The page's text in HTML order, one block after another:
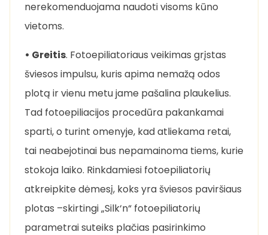
nerekomenduojama naudoti visoms kūno
vietoms.
• Greitis. Fotoepiliatoriaus veikimas grįstas
šviesos impulsu, kuris apima nemažą odos
plotą ir vienu metu jame pašalina plaukelius.
Tad fotoepiliacijos procedūra pakankamai
sparti, o turint omenyje, kad atliekama retai,
tai neabejotinai bus nepamainoma tiems, kurie
stokoja laiko. Rinkdamiesi fotoepiliatorių
atkreipkite dėmesį, koks yra šviesos paviršiaus
plotas –skirtingi „Silk‘n“ fotoepiliatorių
parametrai suteiks plačias pasirinkimo